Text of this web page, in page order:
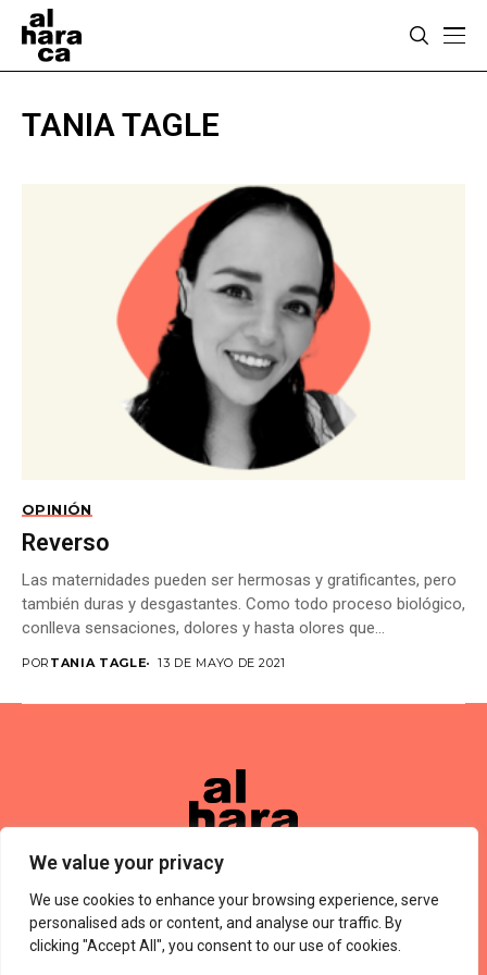
We value your privacy
We use cookies to enhance your browsing experience, serve
personalised ads or content, and analyse our traffic. By
clicking "Accept All", you consent to our use of cookies.
TANIA TAGLE
OPINIÓN
Reverso
Las maternidades pueden ser hermosas y gratificantes, pero
también duras y desgastantes. Como todo proceso biológico,
conlleva sensaciones, dolores y hasta olores que...
POR TANIA TAGLE 13 DE MAYO DE 2021
Términos De UsoAbout UsPolítica De Privacidad
Private PolicyForums
© 2024 Alharaca